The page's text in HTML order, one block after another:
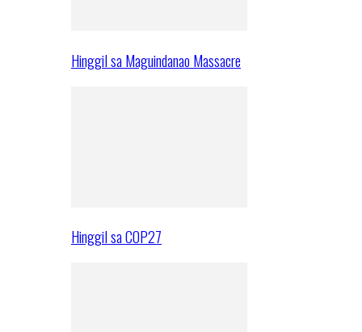
Hinggil sa Maguindanao Massacre
Hinggil sa COP27